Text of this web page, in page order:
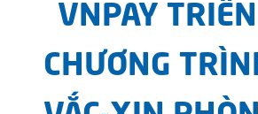
VNPAY
CHƯƠNG